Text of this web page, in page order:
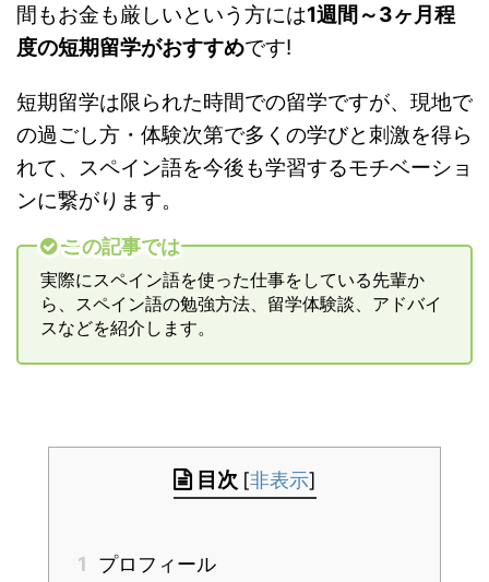
間もお金も厳しいという方には1週間～3ヶ月程
度の短期留学がおすすめです!
短期留学は限られた時間での留学ですが、現地で
の過ごし方・体験次第で多くの学びと刺激を得ら
れて、スペイン語を今後も学習するモチベーショ
ンに繋がります。
この記事では
実際にスペイン語を使った仕事をしている先輩か
ら、スペイン語の勉強方法、留学体験談、アドバイ
スなどを紹介します。
目次 [非表示]
1
プロフィール